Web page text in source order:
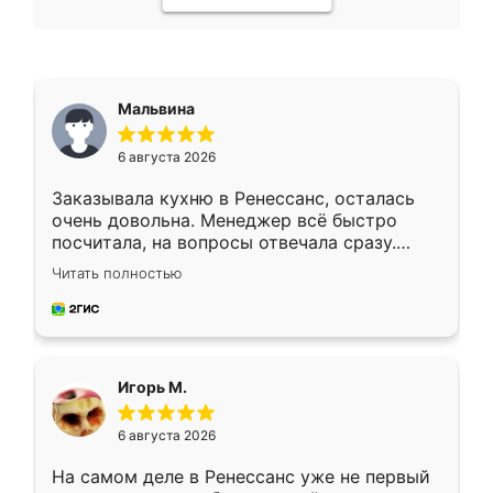
Мальвина
6 августа 2026
Заказывала кухню в Ренессанс, осталась
очень довольна. Менеджер всё быстро
посчитала, на вопросы отвечала сразу.
Замерщик приехал в субботу, подошёл к
делу со всей ответственностью. Собрали
за день, ребята работали аккуратно, даже
Читать полностью
Игорь М.
6 августа 2026
На самом деле в Ренессанс уже не первый